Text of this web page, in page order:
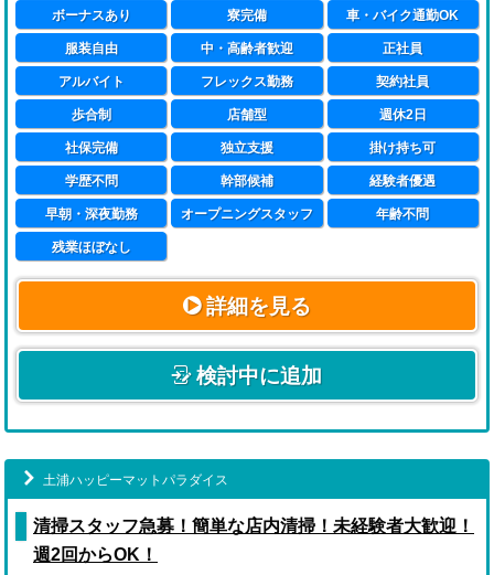
●接客経験者は必ずその経験を活かすことができる
風俗店には、実に様々な人たちが来店されます。
また同じ人であっても、その日の気分や都合によって
好みが変わったりもします。
『お客様に本当の満足を味わっていただきたい』
その時にご来店なさったお客様のニーズに
しっかり合ったキャストをマッチングできるか、
そもそもお客様一人一人のニーズをつかむことができる
ということが必要になってきます。
『しっかりと人を見て、悩みを解決し満足してもらう』
このようなことが風俗店スタッフに求められることであ
ると思います。
このように「接客」という点において、
ですから接客経験者が活躍できるのです。
●もちろん未経験の方も大丈夫
べ、
プロとして独り立ちできるレベルになることができる環
境です。
ボーナスあり 寮完備 車・バイク通勤OK
服装自由 中・高齢者歓迎 正社員
アルバイト フレックス勤務 契約社員
歩合制 店舗型 週休2日
社保完備 独立支援 掛け持ち可
学歴不問 幹部候補 経験者優遇
早朝・深夜勤務 オープニングスタッフ 年齢不問
残業ほぼなし
詳細を見る
検討中に追加
土浦ハッピーマットパラダイス
清掃スタッフ急募！簡単な店内清掃！未経験者大歓迎！
週2回からOK！